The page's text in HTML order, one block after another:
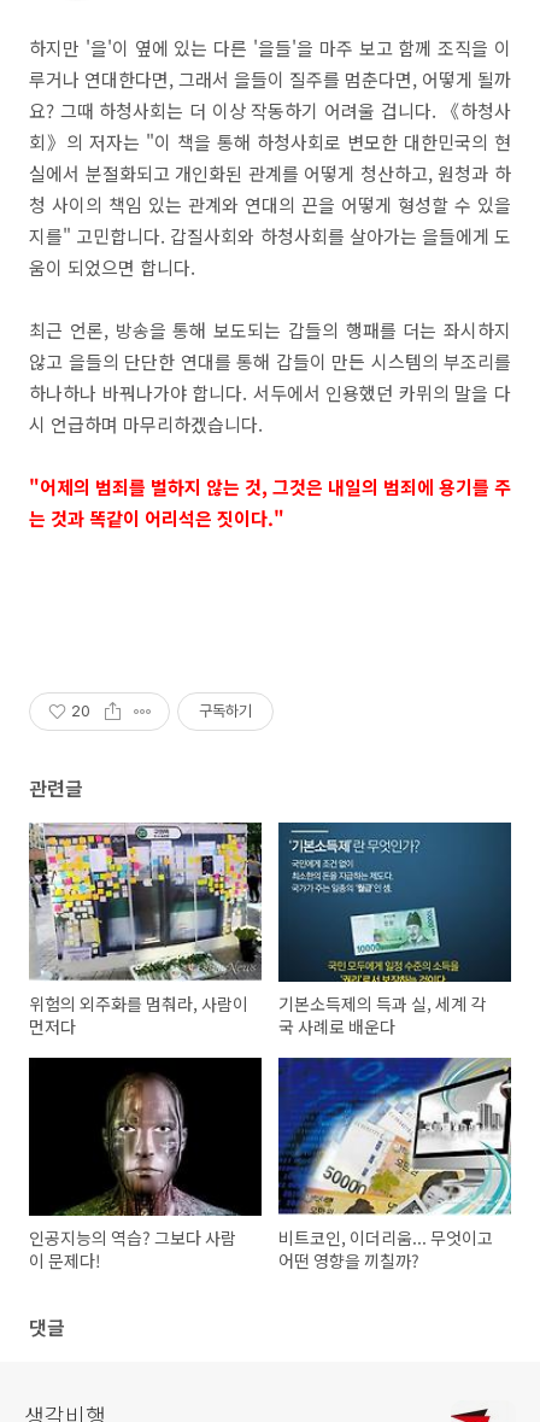
하지만 '을'이 옆에 있는 다른 '을들'을 마주 보고 함께 조직을 이
루거나 연대한다면, 그래서 을들이 질주를 멈춘다면, 어떻게 될까
요? 그때 하청사회는 더 이상 작동하기 어려울 겁니다. 《하청사
회》의 저자는 "이 책을 통해 하청사회로 변모한 대한민국의 현
실에서 분절화되고 개인화된 관계를 어떻게 청산하고, 원청과 하
청 사이의 책임 있는 관계와 연대의 끈을 어떻게 형성할 수 있을
지를" 고민합니다. 갑질사회와 하청사회를 살아가는 을들에게 도
움이 되었으면 합니다.
최근 언론, 방송을 통해 보도되는 갑들의 행패를 더는 좌시하지
않고 을들의 단단한 연대를 통해 갑들이 만든 시스템의 부조리를
하나하나 바꿔나가야 합니다. 서두에서 인용했던 카뮈의 말을 다
시 언급하며 마무리하겠습니다.
"어제의 범죄를 벌하지 않는 것, 그것은 내일의 범죄에 용기를 주
는 것과 똑같이 어리석은 짓이다."
20 구독하기
관련글
위험의 외주화를 멈춰라, 사람이
먼저다
기본소득제의 득과 실, 세계 각
국 사례로 배운다
인공지능의 역습? 그보다 사람
이 문제다!
비트코인, 이더리움... 무엇이고
어떤 영향을 끼칠까?
댓글
생각비행